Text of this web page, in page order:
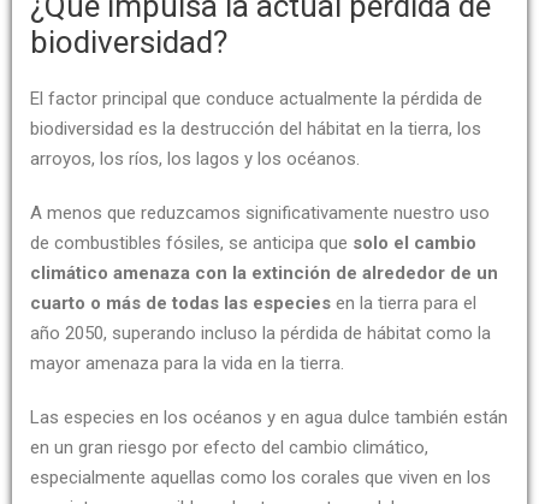
biodiversidad?
El factor principal que conduce actualmente la pérdida de
biodiversidad es la destrucción del hábitat en la tierra, los
arroyos, los ríos, los lagos y los océanos.
A menos que reduzcamos significativamente nuestro uso
de combustibles fósiles, se anticipa que solo el cambio
climático amenaza con la extinción de alrededor de un
cuarto o más de todas las especies en la tierra para el
año 2050, superando incluso la pérdida de hábitat como la
mayor amenaza para la vida en la tierra.
Las especies en los océanos y en agua dulce también están
en un gran riesgo por efecto del cambio climático,
especialmente aquellas como los corales que viven en los